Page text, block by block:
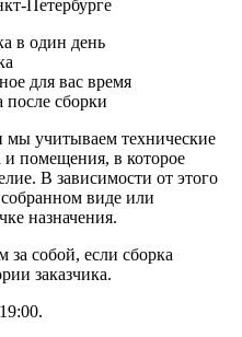
Петербурге
в один день
для вас время
после сборки
мы учитываем технические
и помещения, в которое
В зависимости от этого
виде или
назначения.
собой, если сборка
заказчика.